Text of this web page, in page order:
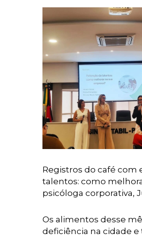
Registros do café com
talentos: como
psicóloga corporativa,
Os alimentos desse
deficiência na cidade